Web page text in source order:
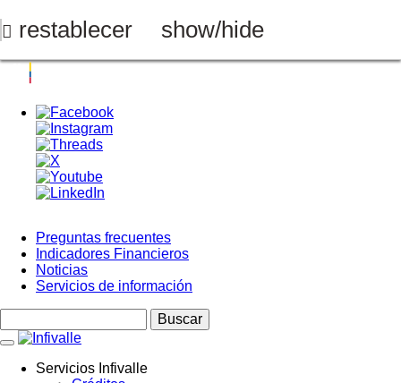
al
contenido
principal
restablecer show/hide
Menú
Preguntas frecuentes
Indicadores Financieros
Noticias
Servicios de información
Servicios Infivalle